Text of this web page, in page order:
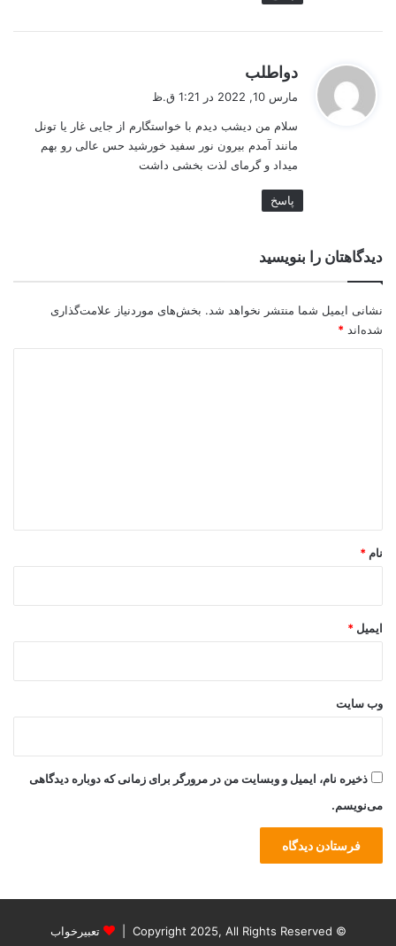
دواطلب
:
مارس 10, 2022 در 1:21 ق.ظ
سلام من دیشب دیدم با خواستگارم از جایی غار یا تونل
مانند آمدم بیرون نور سفید خورشید حس عالی رو بهم
میداد و گرمای لذت بخشی داشت
پاسخ
دیدگاهتان را بنویسید
نشانی ایمیل شما منتشر نخواهد شد. بخش‌های موردنیاز علامت‌گذاری
شده‌اند *
نام *
ایمیل *
وب‌ سایت
ذخیره نام، ایمیل و وبسایت من در مرورگر برای زمانی که دوباره دیدگاهی
می‌نویسم.
© Copyright 2025, All Rights Reserved | تعبیرخواب